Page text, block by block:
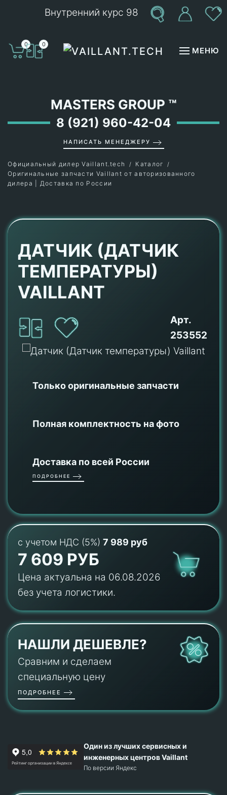
Внутренний курс 98
0 0
МЕНЮ
MASTERS GROUP ™
8 (921) 960-42-04
НАПИСАТЬ МЕНЕДЖЕРУ
Официальный дилер Vaillant.tech
Каталог
Оригинальные запчасти Vaillant от авторизованного
дилера | Доставка по России
ДАТЧИК (ДАТЧИК
ТЕМПЕРАТУРЫ)
VAILLANT
Арт.
253552
Только оригинальные запчасти
Полная комплектность на фото
Доставка по всей России
ПОДРОБНЕЕ
с учетом НДС (5%) 7 989 руб
7 609 РУБ
Цена актуальна на 06.08.2026
без учета логистики.
НАШЛИ ДЕШЕВЛЕ?
Сравним и сделаем
специальную цену
ПОДРОБНЕЕ
Один из лучших сервисных и
инженерных центров Vaillant
По версии Яндекс